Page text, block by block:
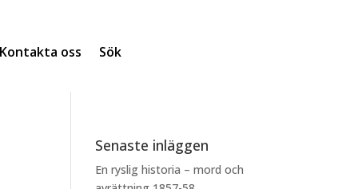
oss Sök
Senaste inläggen
En ryslig historia – mord och